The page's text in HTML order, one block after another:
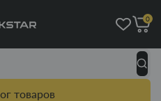
товаров
0